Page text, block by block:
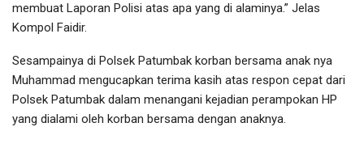
membuat Laporan Polisi atas apa yang di alaminya.” Jelas
Kompol Faidir.
Sesampainya di Polsek Patumbak korban bersama anak nya
Muhammad mengucapkan terima kasih atas respon cepat dari
Polsek Patumbak dalam menangani kejadian perampokan HP
yang dialami oleh korban bersama dengan anaknya.